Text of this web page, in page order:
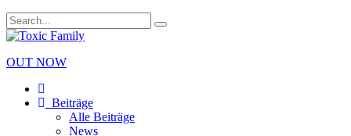
OUT NOW
Beiträge
Alle Beiträge
News